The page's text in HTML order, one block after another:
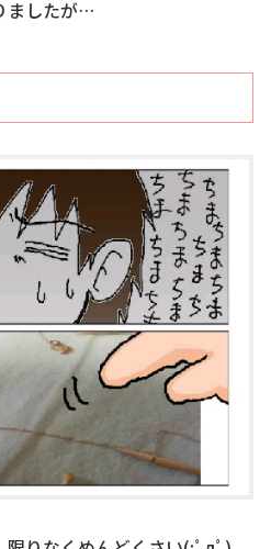
ましたが…